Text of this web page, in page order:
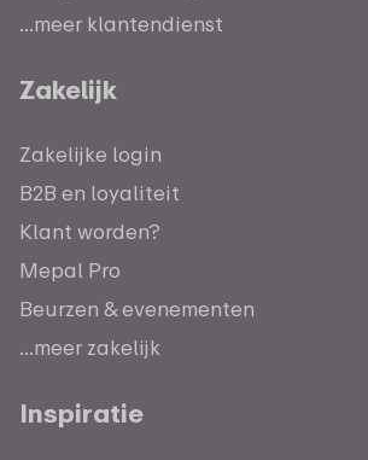
...meer klantendienst
Zakelijk
Zakelijke login
B2B en loyaliteit
Klant worden?
Mepal Pro
Beurzen & evenementen
...meer zakelijk
Inspiratie